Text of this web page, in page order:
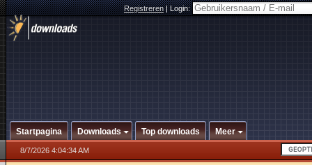
Registreren|Login:
Startpagina Downloads Top downloads Meer
8/7/2026 4:04:34 AM